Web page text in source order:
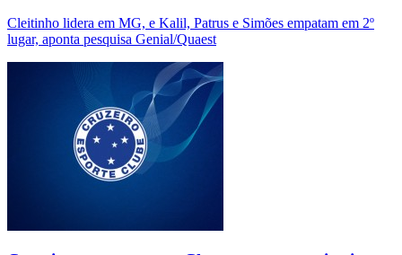
Cleitinho lidera em MG, e Kalil, Patrus e Simões empatam em 2º
lugar, aponta pesquisa Genial/Quaest